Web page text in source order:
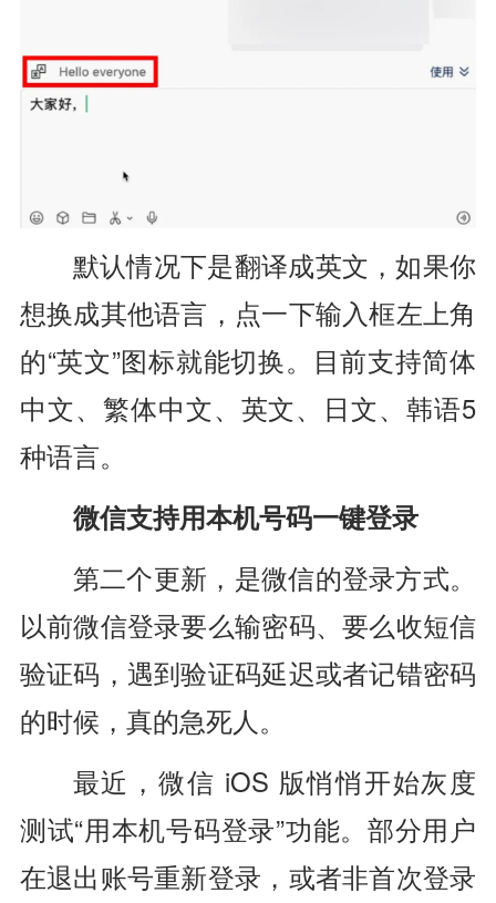
默认情况下是翻译成英文，如果你
想换成其他语言，点一下输入框左上角
的“英文”图标就能切换。目前支持简体
中文、繁体中文、英文、日文、韩语5
种语言。
微信支持用本机号码一键登录
第二个更新，是微信的登录方式。
以前微信登录要么输密码、要么收短信
验证码，遇到验证码延迟或者记错密码
的时候，真的急死人。
最近，微信 iOS 版悄悄开始灰度
测试“用本机号码登录”功能。部分用户
在退出账号重新登录，或者非首次登录